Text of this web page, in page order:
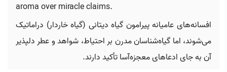
aroma over miracle claims.
افسانه‌های عامیانه پیرامون گیاه دیتانی (گیاه خاردار) دراماتیک
می‌شوند، اما گیاه‌شناسان مدرن بر احتیاط، شواهد و عطر دلپذیر
آن به جای ادعاهای معجزه‌آسا تأکید دارند.